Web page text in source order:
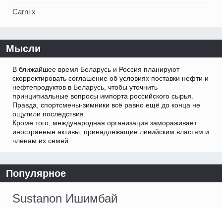
Carni x
Мысли
В ближайшее время Беларусь и Россия планируют
скорректировать соглашение об условиях поставки нефти и
нефтепродуктов в Беларусь, чтобы уточнить
принципиальные вопросы импорта российского сырья.
Правда, спортсмены-зимники всё равно ещё до конца не
ощутили последствия.
Кроме того, международная организация замораживает
иностранные активы, принадлежащие ливийским властям и
членам их семей.
Популярное
Sustanon Ишимбай